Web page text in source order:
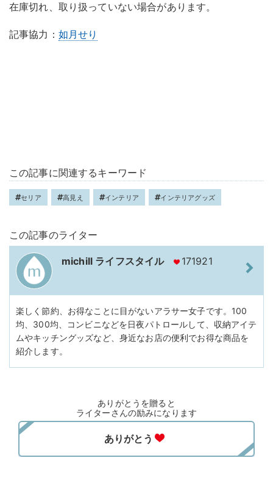
在庫切れ、取り扱っていない場合があります。
記事協力： 如月せり
この記事に関連するキーワード
セリア 高見え インテリア インテリアグッズ
この記事のライター
michill ライフスタイル 171921
楽しく節約、お得なことに目がないアラサー女子です。100
均、300均、コンビニなどを日夜パトロールして、収納アイテ
ムやキッチングッズなど、身近なお店の便利でお得な商品を
紹介します。
ありがとうを贈ると
ライターさんの励みになります